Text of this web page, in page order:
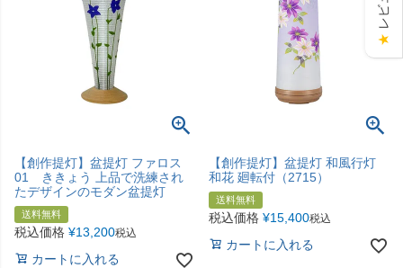
【創作提灯】盆提灯 ファロス
01 ききょう 上品で洗練され
たデザインのモダン盆提灯
送料無料
税込価格 ¥13,200税込
カートに入れる
【創作提灯】盆提灯 和風行灯
和花 廻転付（2715）
送料無料
税込価格 ¥15,400税込
カートに入れる
★